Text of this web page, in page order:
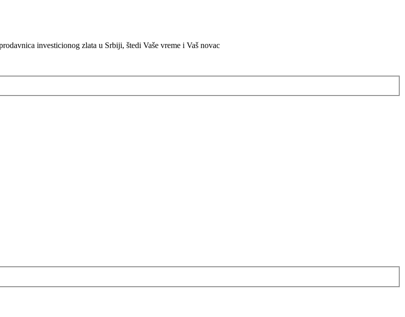
investicionog zlata u Srbiji, štedi Vaše vreme i Vaš novac